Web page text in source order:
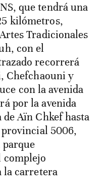
que tendrá una
kilómetros,
Tradicionales
con el
recorrerá
Chefchaouni y
con la avenida
por la avenida
Aïn Chkef hasta
5006,
complejo
la carretera